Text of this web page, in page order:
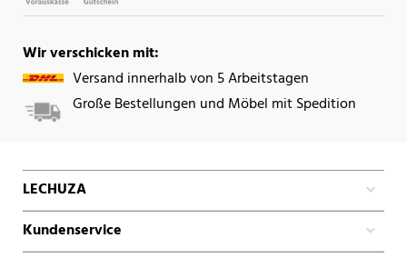
Wir verschicken mit:
Versand innerhalb von 5 Arbeitstagen
Große Bestellungen und Möbel mit Spedition
LECHUZA
Kundenservice